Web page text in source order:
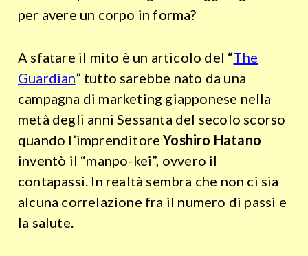
per avere un corpo in forma?
A sfatare il mito è un articolo del “The
Guardian” tutto sarebbe nato da una
campagna di marketing giapponese nella
metà degli anni Sessanta del secolo scorso
quando l’imprenditoreYoshiro Hatano
inventò il “manpo-kei”, ovvero il
contapassi. In realtà sembra che non ci sia
alcuna correlazione fra il numero di passi e
la salute.